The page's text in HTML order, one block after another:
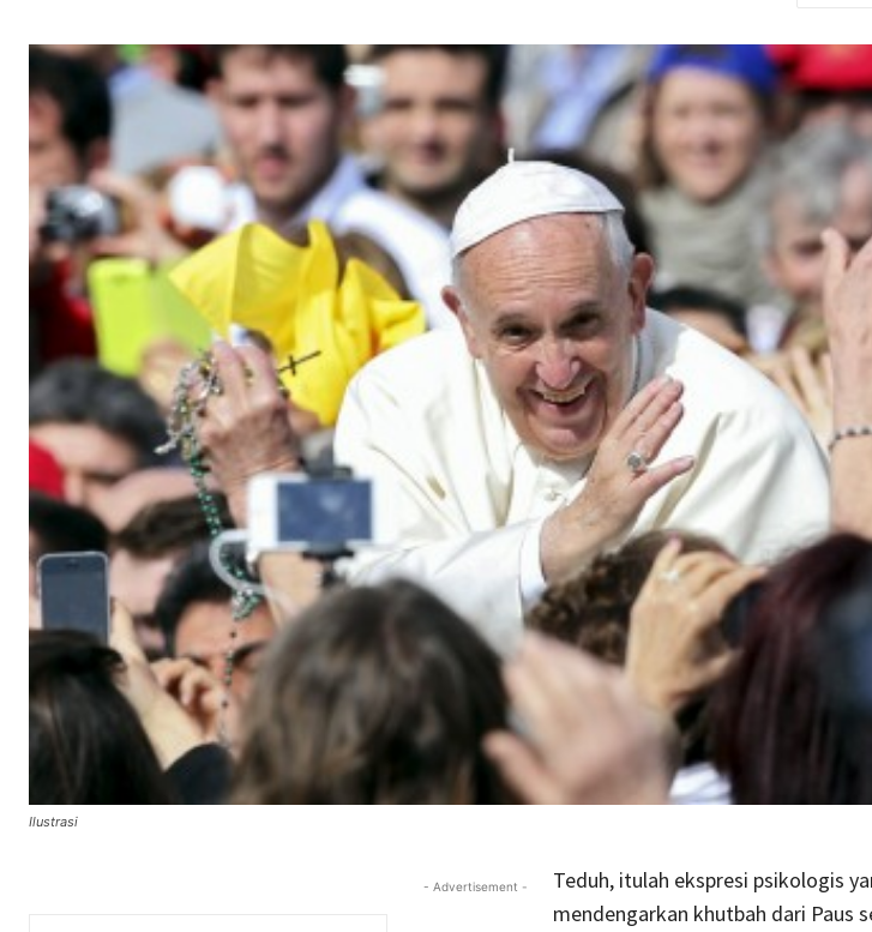
Ilustrasi
- Advertisement -
Teduh, itulah ekspresi psikologis
mendengarkan khutbah dari Paus